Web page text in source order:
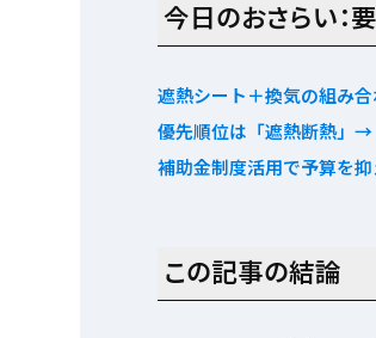
今日のおさらい：
遮熱シート＋換気の組み
優先順位は「遮熱断熱」
補助金制度活用で予算を
この記事の結論